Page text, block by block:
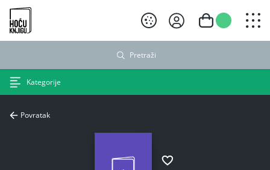
Hoću knjigu crni logo
Pretraži
Kategorije
Povratak